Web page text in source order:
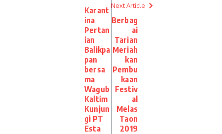
Karant
ina
Pertan
ian
Balikpa
pan
bersa
ma
Wagub
Kaltim
Kunjun
gi PT
Esta
Next Article
Berbag
ai
Tarian
Meriah
kan
Pembu
kaan
Festiv
al
Melas
Taon
2019